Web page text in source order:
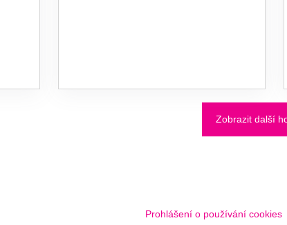
Zobrazit další
Prohlášení o používání cookies